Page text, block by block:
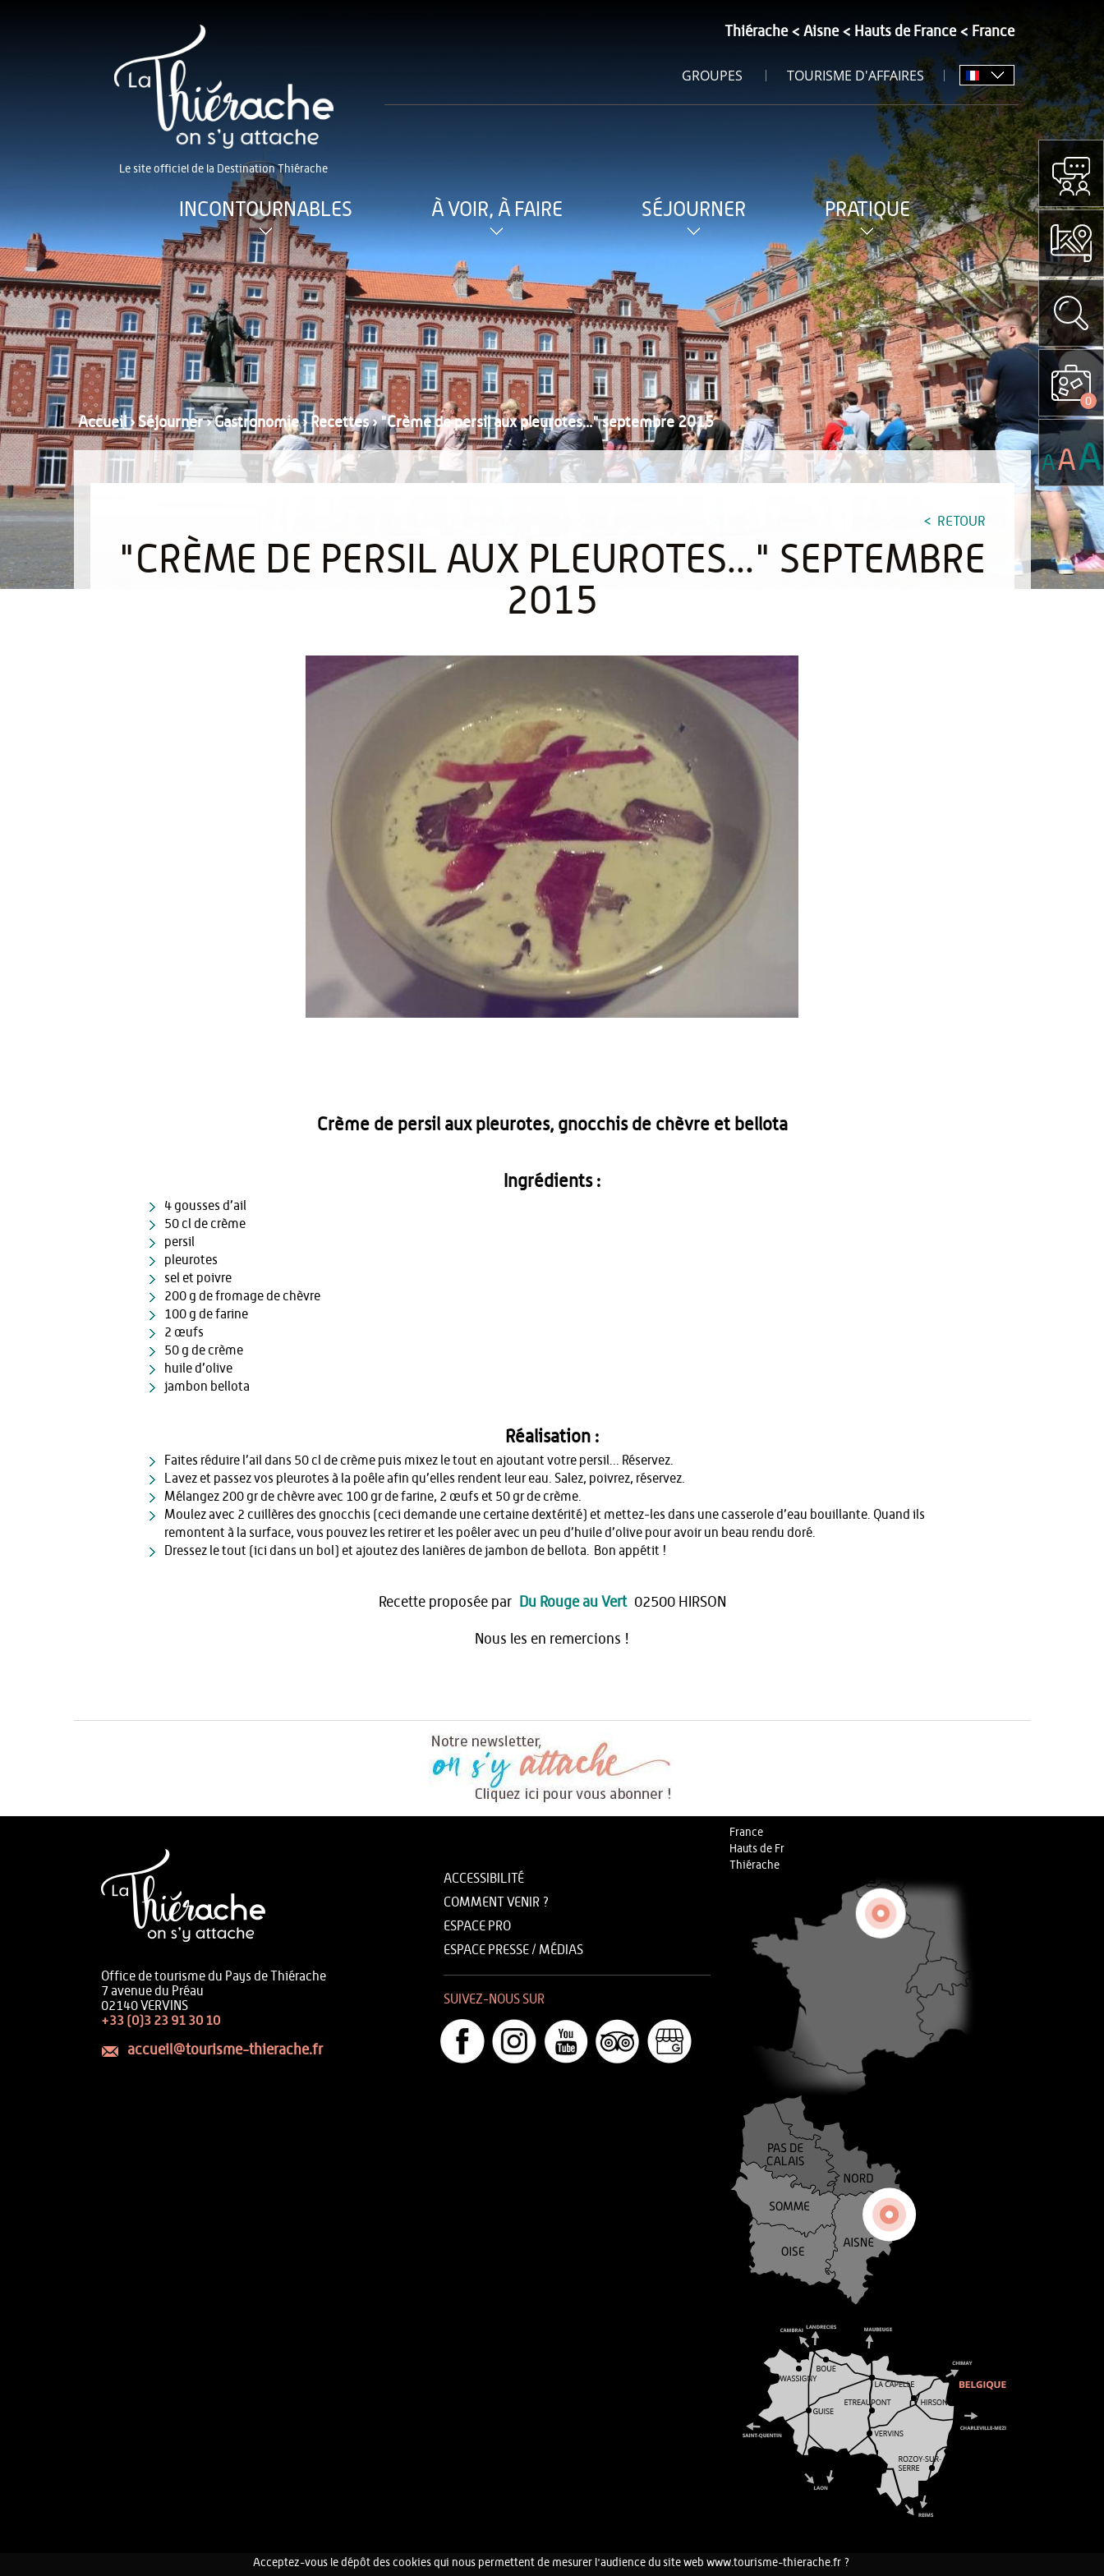
Le site officiel de la Destination Thiérache
Thiérache Aisne Hauts de France France
GROUPES TOURISME D'AFFAIRES
INCONTOURNABLES À VOIR, À FAIRE SÉJOURNER PRATIQUE
Accueil›Séjourner›Gastronomie›Recettes›"Crème de persil aux pleurotes..." septembre 2015
RETOUR
"CRÈME DE PERSIL AUX PLEUROTES..." SEPTEMBRE
2015
Crème de persil aux pleurotes, gnocchis de chèvre et bellota
Ingrédients :
4 gousses d’ail
50 cl de crème
persil
pleurotes
sel et poivre
200 g de fromage de chèvre
100 g de farine
2 œufs
50 g de crème
huile d’olive
jambon bellota
Réalisation :
Faites réduire l’ail dans 50 cl de crème puis mixez le tout en ajoutant votre persil... Réservez.
Lavez et passez vos pleurotes à la poêle afin qu’elles rendent leur eau. Salez, poivrez, réservez.
Mélangez 200 gr de chèvre avec 100 gr de farine, 2 œufs et 50 gr de crème.
Moulez avec 2 cuillères des gnocchis (ceci demande une certaine dextérité) et mettez-les dans une casserole d’eau bouillante. Quand ils
remontent à la surface, vous pouvez les retirer et les poêler avec un peu d’huile d’olive pour avoir un beau rendu doré.
Dressez le tout (ici dans un bol) et ajoutez des lanières de jambon de bellota. Bon appétit !
Recette proposée par Du Rouge au Vert02500 HIRSON
Nous les en remercions !
Office de tourisme du Pays de Thiérache
7 avenue du Préau
02140 VERVINS
+33 (0)3 23 91 30 10
accueil@tourisme-thierache.fr
ACCESSIBILITÉ
COMMENT VENIR ?
ESPACE PRO
ESPACE PRESSE / MÉDIAS
SUIVEZ-NOUS SUR
France
Hauts de Fr
Thiérache
0
AAA
Acceptez-vous le dépôt des cookies qui nous permettent de mesurer l'audience du site web www.tourisme-thierache.fr ?